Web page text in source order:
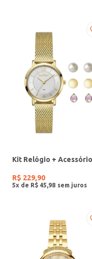
R$ 229,90
5x de R$ 45 98